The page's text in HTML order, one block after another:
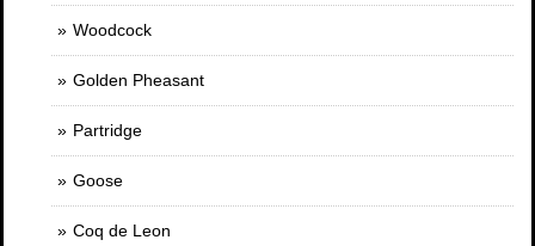
Woodcock
Golden Pheasant
Partridge
Goose
Coq de Leon